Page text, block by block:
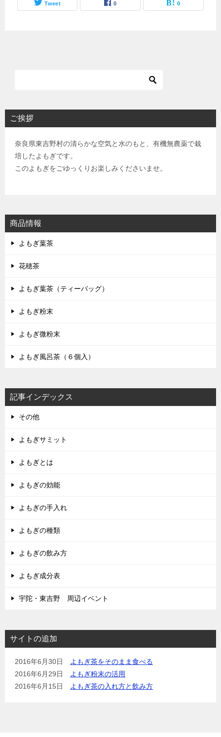
Tweet 0 0
ご挨拶
奈良県東吉野村の清らかな空気と水のもと、有機無農薬で栽
培したよもぎです。
このよもぎをごゆっくりお楽しみくださいませ。
商品情報
よもぎ葉茶
花穂茶
よもぎ葉茶（ティーバッグ）
よもぎ粉末
よもぎ微粉末
よもぎ風呂茶（６個入）
記事インデックス
その他
よもぎサミット
よもぎとは
よもぎの効能
よもぎの手入れ
よもぎの種類
よもぎの飲み方
よもぎ成分表
宇陀・東吉野 周辺イベント
サイトの追加
2016年6月30日
よもぎ茶をそのまま食べる
2016年6月29日
よもぎ粉末の活用
2016年6月15日
よもぎ茶の入れ方と飲み方